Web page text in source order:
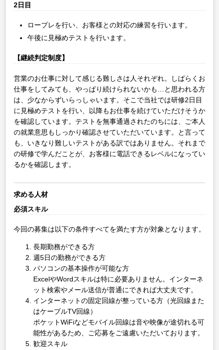
2日目
ロープレを行い、お客様との対応の練習を行います。
午後に見極めテストを行います。
【継続判定制度】
営業のお仕事に対して感じる難しさは人それぞれ。しばらくお
仕事をしてみても、やっぱり続けられないかも…と思われる方
は、少なからずいらっしゃいます。そこで当社では研修2日目
に見極めテストを行い、以降もお仕事を続けていただけそうか
を確認しています。テストを無事通過されたのちには、ご本人
の就業意思もしっかり確認させていただいています。と言って
も、いきなり難しいテストがある訳ではありません。それまで
の研修で学んだことが、お客様に電話できるレベルになってい
るかを確認します。
求める人材
必須スキル
今回の募集は以下の条件すべてを満たす方が対象となります。
長期勤務ができる方
週5日の勤務ができる方
パソコンの基本操作が可能な方
ExcelやWordスキルは特に必要ありません。インターネ
ット検索やメール送信が普通にできれば大丈夫です。
インターネットの固定回線が整っている方（光回線また
はケーブルTV回線）
ポケットWiFiなどモバイル回線は音や映像が途切れる可
能性があるため、ご応募をご遠慮いただいております。
歓迎スキル